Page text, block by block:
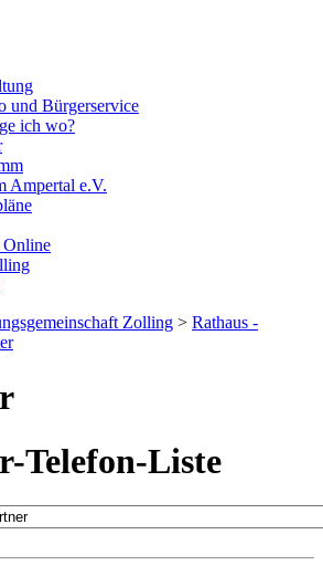
und Bürgerservice
ich wo?
Ampertal e.V.
Online
Zolling > Rathaus -
Telefon-Liste